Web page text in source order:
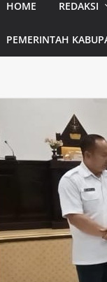
HOME REDAKSI
PEMERINTAH